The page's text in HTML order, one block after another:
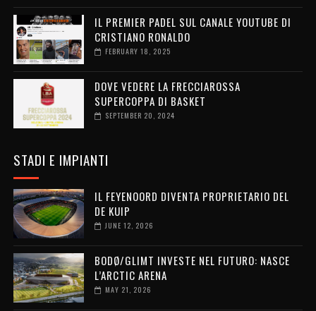
IL PREMIER PADEL SUL CANALE YOUTUBE DI
CRISTIANO RONALDO
FEBRUARY 18, 2025
DOVE VEDERE LA FRECCIAROSSA
SUPERCOPPA DI BASKET
SEPTEMBER 20, 2024
STADI E IMPIANTI
IL FEYENOORD DIVENTA PROPRIETARIO DEL
DE KUIP
JUNE 12, 2026
BODØ/GLIMT INVESTE NEL FUTURO: NASCE
L’ARCTIC ARENA
MAY 21, 2026